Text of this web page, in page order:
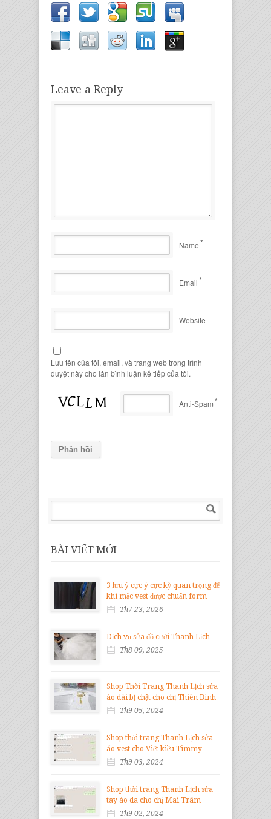
Leave a Reply
Name*
Email*
Website
Lưu tên của tôi, email, và trang web trong trình
duyệt này cho lần bình luận kế tiếp của tôi.
Anti-Spam*
BÀI VIẾT MỚI
3 lưu ý cực ý cực kỳ quan trọng để
khi mặc vest được chuẩn form
Th7 23, 2026
Dịch vụ sửa đồ cưới Thanh Lịch
Th8 09, 2025
Shop Thời Trang Thanh Lịch sửa
áo dài bị chật cho chị Thiên Bình
Th9 05, 2024
Shop thời trang Thanh Lịch sửa
áo vest cho Việt kiều Timmy
Th9 03, 2024
Shop thời trang Thanh Lịch sửa
tay áo da cho chị Mai Trâm
Th9 02, 2024